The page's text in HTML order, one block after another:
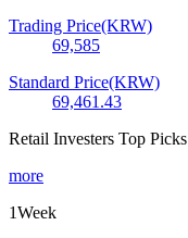
Trading Price(KRW)
69,585
Standard Price(KRW)
69,461.43
Retail Investers Top Picks
more
1Week